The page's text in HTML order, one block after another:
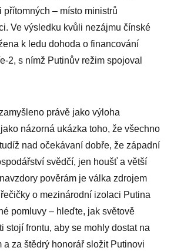
přítomných – místo ministrů
Ve výsledku kvůli nezájmu čínské
k ledu dohoda o financování
2, s nímž Putinův režim spojoval
právě jako výloha
názorná ukázka toho, že všechno
nad očekávaní dobře, že západní
svědčí, jen houšť a větší
pověrám je válka zdrojem
o mezinárodní izolaci Putina
pomluvy – hleďte, jak světově
stojí frontu, aby se mohly dostat na
a za štědrý honorář složit Putinovi